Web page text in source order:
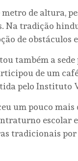
de altura,
tradição
de obstáculos
também a
de um
pelo Instituto
um pouco
escolar
tradicionais